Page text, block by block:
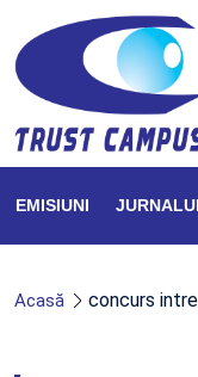
EMISIUNI
Acasă concurs